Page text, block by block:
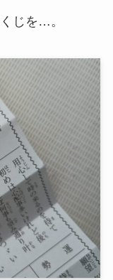
じを…。